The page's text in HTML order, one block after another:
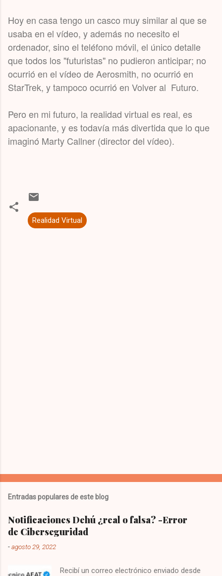
Hoy en casa tengo un casco muy similar al que se
usaba en el vídeo, y además no necesito el
ordenador, sino el teléfono móvil, el único detalle
que todos los "futuristas" no pudieron anticipar; no
ocurrió en el vídeo de Aerosmith, no ocurrió en
StarTrek, y tampoco ocurrió en Volver al Futuro.
Pero en mi futuro, la realidad virtual es real, es
apacionante, y es todavía más divertida que lo que
imaginó Marty Callner (director del vídeo).
Realidad Virtual
Entradas populares de este blog
Notificaciones Dehú ¿real o falsa? -Error
de Ciberseguridad
-agosto 29, 2022
Recibí un correo electrónico enviado desde